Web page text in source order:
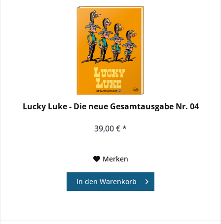
Lucky Luke - Die neue Gesamtausgabe Nr. 04
39,00 € *
Merken
In den Warenkorb